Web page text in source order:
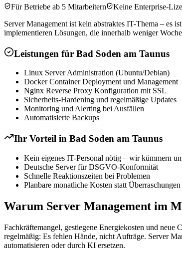
Für Betriebe ab 5 Mitarbeitern
Keine Enterprise-
Server Management ist kein abstraktes IT-Thema – es
implementieren Lösungen, die innerhalb weniger
Leistungen für Bad Soden am Taunus
Linux Server Administration (Ubuntu/Debian)
Docker Container Deployment und Management
Nginx Reverse Proxy Konfiguration mit SSL
Sicherheits-Hardening und regelmäßige Updates
Monitoring und Alerting bei Ausfällen
Automatisierte Backups
Ihr Vorteil in Bad Soden am Taunus
Kein eigenes IT-Personal nötig – wir kümmern
Deutsche Server für DSGVO-Konformität
Schnelle Reaktionszeiten bei Problemen
Planbare monatliche Kosten statt Überraschungen
Warum Server Management im
Fachkräftemangel, gestiegene Energiekosten und
regelmäßig: Es fehlen Hände, nicht Aufträge. Server
automatisieren oder durch KI ersetzen.